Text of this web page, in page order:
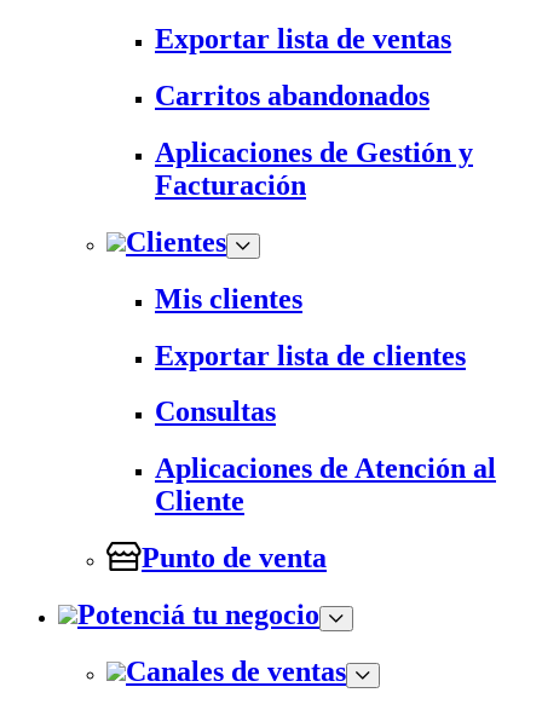
Exportar lista de ventas
Carritos abandonados
Aplicaciones de Gestión y
Facturación
Clientes
Mis clientes
Exportar lista de clientes
Consultas
Aplicaciones de Atención al
Cliente
Punto de venta
Potenciá tu negocio
Canales de ventas